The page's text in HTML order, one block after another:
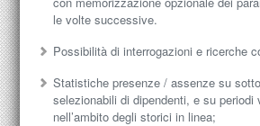
le volte successive.
Possibilità di interrogazioni e ricerche
Statistiche presenze / assenze su
selezionabili di dipendenti, e su periodi
nell’ambito degli storici in linea;